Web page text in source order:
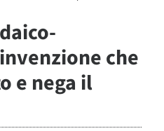
che
e nega il